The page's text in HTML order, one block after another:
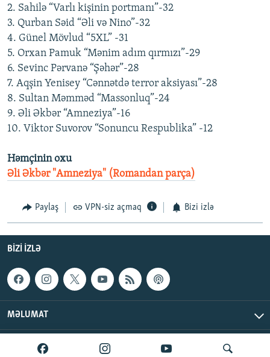
2. Sahilə “Varlı kişinin portmanı”-32
3. Qurban Səid “Əli və Nino”-32
4. Günel Mövlud “5XL” -31
5. Orxan Pamuk “Mənim adım qırmızı”-29
6. Sevinc Pərvanə “Şəhər”-28
7. Aqşin Yenisey “Cənnətdə terror aksiyası”-28
8. Sultan Məmməd “Massonluq”-24
9. Əli Əkbər “Amneziya”-16
10. Viktor Suvorov “Sonuncu Respublika” -12
Həmçinin oxu
Əli Əkbər "Amneziya" (Romandan parça)
Paylaş VPN-siz açmaq Bizi izlə
BIZI IZLƏ
MƏLUMAT
AzadlıqRadiosu © 2026 Inc. | Bütün hüquqlar qorunur